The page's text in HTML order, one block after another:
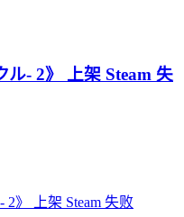
ル- 2》 上架 Steam 失